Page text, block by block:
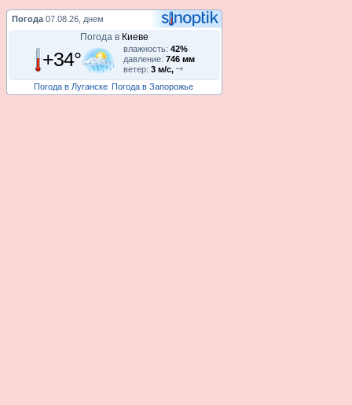
Погода 07.08.26, днем
Погода в Киеве
+34° влажность: 42%
давление: 746 мм
ветер: 3 м/с,
Погода в Луганске Погода в Запорожье